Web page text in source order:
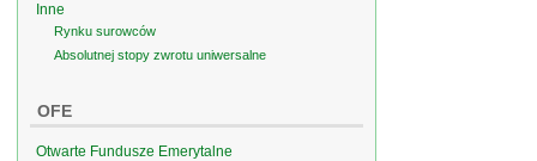
Inne
Rynku surowców
Absolutnej stopy zwrotu uniwersalne
OFE
Otwarte Fundusze Emerytalne